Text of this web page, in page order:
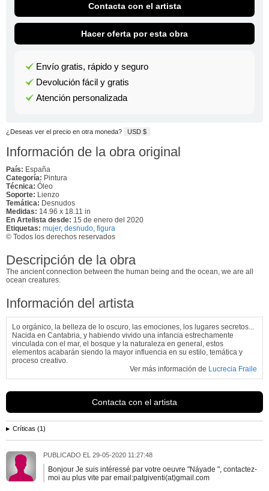
Contacta con el artista
Hacer oferta por esta obra
Envío gratis, rápido y seguro
Devolución fácil y gratis
Atención personalizada
¿Deseas ver el precio en otra moneda? USD $
Información de la obra original
País: España
Categoría: Pintura
Técnica: Óleo
Soporte: Lienzo
Temática: Desnudos
Medidas: 14.96 x 18.11 in
En Artelista desde: 15 de enero del 2020
Etiquetas: mujer, desnudo, figura
© Todos los derechos reservados
Descripción de la obra
The ancient connection between the human being and the ocean, we are all
ocean creatures.
Información del artista
Lo orgánico, la belleza de lo oscuro, las emociones, los lugares secretos...
Nacida en Cantabria, y habiendo vivido una infancia estrechamente
vinculada con el mar, el bosque y la naturaleza en general, estos
elementos acabarán siendo la mayor influencia en su estilo, temática y
proceso creativo.
Ver más información de Lucrecia Fraile
Contacta con el artista
Críticas (1)
PUBLICADO EL 29-05-2020 11:27:48
Bonjour Je suis intéressé par votre oeuvre "Náyade ", contactez-
moi au plus vite par email:patgiventi(at)gmail.com